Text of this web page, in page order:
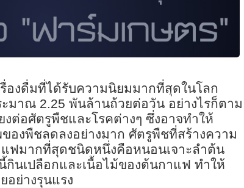
องดื่มที่ได้รับความนิยมมากที่สุดในโลก
มาณ 2.25 พันล้านถ้วยต่อวัน อย่างไรก็ตาม
ต่อศัตรูพืชและโรคต่างๆ ซึ่งอาจทำให้
องพืชลดลงอย่างมาก ศัตรูพืชที่สร้างความ
แฟมากที่สุดชนิดหนึ่งคือหนอนเจาะลำต้น
นเปลือกและเนื้อไม้ของต้นกาแฟ ทำให้
อย่างรุนแรง